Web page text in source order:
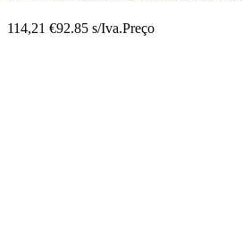
114,21 €92.85 s/Iva.Preço